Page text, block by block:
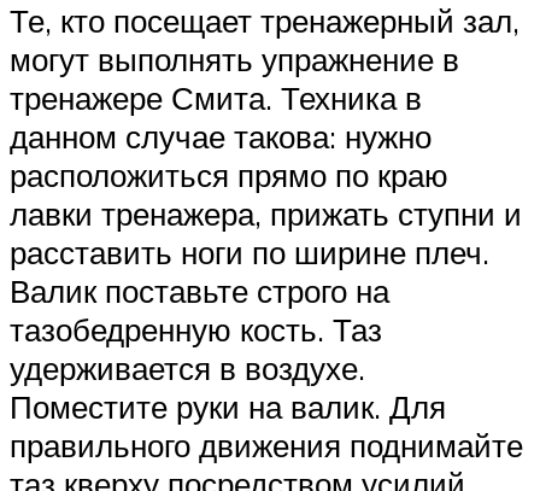
Те, кто посещает тренажерный зал,
могут выполнять упражнение в
тренажере Смита. Техника в
данном случае такова: нужно
расположиться прямо по краю
лавки тренажера, прижать ступни и
расставить ноги по ширине плеч.
Валик поставьте строго на
тазобедренную кость. Таз
удерживается в воздухе.
Поместите руки на валик. Для
правильного движения поднимайте